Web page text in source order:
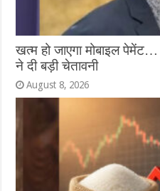
खत्म हो जाएगा मोबाइल
ने दी बड़ी चेतावनी
August 8, 2026